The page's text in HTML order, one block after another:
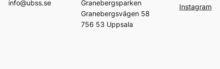
info@ubss.se
Granebergsparken
Granebergsvägen 58
756 53 Uppsala
Instagram